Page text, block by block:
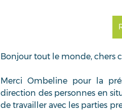
Bonjour tout le monde, chers
Merci Ombeline pour la
direction des personnes en
de travailler avec les parties